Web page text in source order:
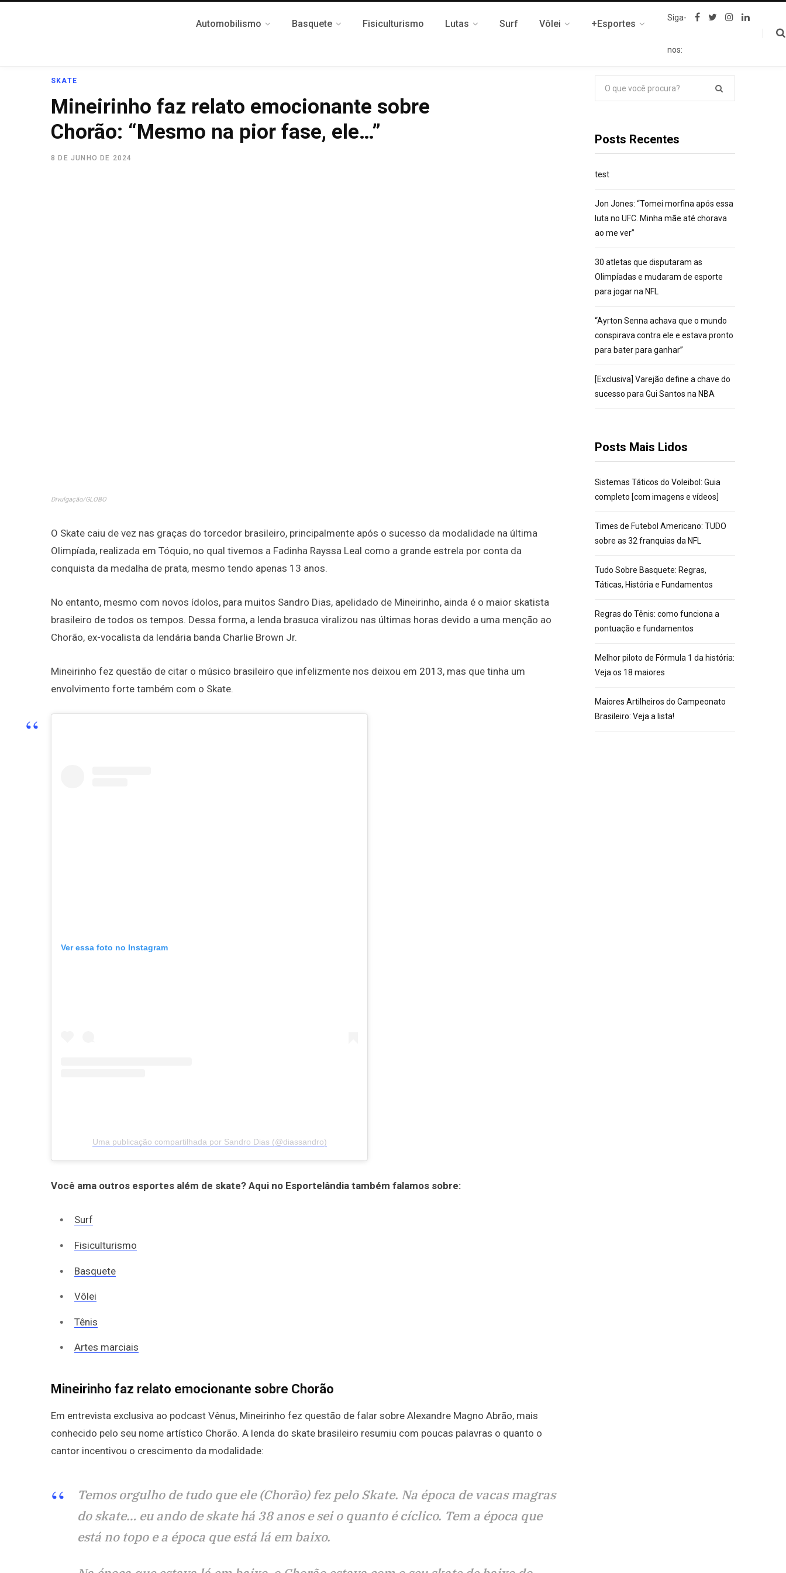
Automobilismo Basquete Fisiculturismo Lutas Surf Vôlei +Esportes
Siga-
nos:
F
I
L
SKATE
Mineirinho faz relato emocionante sobre
Chorão: “Mesmo na pior fase, ele…”
8 DE JUNHO DE 2024
Divulgação/GLOBO
O Skate caiu de vez nas graças do torcedor brasileiro, principalmente após o sucesso da modalidade na última
Olimpíada, realizada em Tóquio, no qual tivemos a Fadinha Rayssa Leal como a grande estrela por conta da
conquista da medalha de prata, mesmo tendo apenas 13 anos.
No entanto, mesmo com novos ídolos, para muitos Sandro Dias, apelidado de Mineirinho, ainda é o maior skatista
brasileiro de todos os tempos. Dessa forma, a lenda brasuca viralizou nas últimas horas devido a uma menção ao
Chorão, ex-vocalista da lendária banda Charlie Brown Jr.
Mineirinho fez questão de citar o músico brasileiro que infelizmente nos deixou em 2013, mas que tinha um
envolvimento forte também com o Skate.
Ver essa foto no Instagram
Uma publicação compartilhada por Sandro Dias (@diassandro)
Você ama outros esportes além de skate? Aqui no Esportelândia também falamos sobre:
Surf
Fisiculturismo
Basquete
Vôlei
Tênis
Artes marciais
Mineirinho faz relato emocionante sobre Chorão
Em entrevista exclusiva ao podcast Vênus, Mineirinho fez questão de falar sobre Alexandre Magno Abrão, mais
conhecido pelo seu nome artístico Chorão. A lenda do skate brasileiro resumiu com poucas palavras o quanto o
cantor incentivou o crescimento da modalidade:
Temos orgulho de tudo que ele (Chorão) fez pelo Skate. Na época de vacas magras
do skate… eu ando de skate há 38 anos e sei o quanto é cíclico. Tem a época que
está no topo e a época que está lá em baixo.
Pesquisar
por:
Posts Recentes
test
Jon Jones: “Tomei morfina após essa
luta no UFC. Minha mãe até chorava
ao me ver”
30 atletas que disputaram as
Olimpíadas e mudaram de esporte
para jogar na NFL
“Ayrton Senna achava que o mundo
conspirava contra ele e estava pronto
para bater para ganhar”
[Exclusiva] Varejão define a chave do
sucesso para Gui Santos na NBA
Posts Mais Lidos
Sistemas Táticos do Voleibol: Guia
completo [com imagens e vídeos]
Times de Futebol Americano: TUDO
sobre as 32 franquias da NFL
Tudo Sobre Basquete: Regras,
Táticas, História e Fundamentos
Regras do Tênis: como funciona a
pontuação e fundamentos
Melhor piloto de Fórmula 1 da história:
Veja os 18 maiores
Maiores Artilheiros do Campeonato
Brasileiro: Veja a lista!